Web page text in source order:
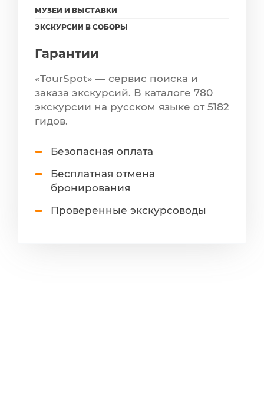
МУЗЕИ И ВЫСТАВКИ
ЭКСКУРСИИ В СОБОРЫ
Гарантии
«TourSpot» — сервис поиска и
заказа экскурсий. В каталоге 780
экскурсии на русском языке от 5182
гидов.
Безопасная оплата
Бесплатная отмена
бронирования
Проверенные экскурсоводы